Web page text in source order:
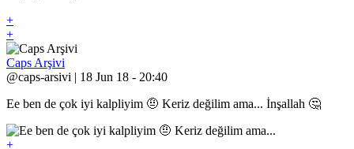
+
+
Caps Arşivi
@caps-arsivi | 18 Jun 18 - 20:40
Ee ben de çok iyi kalpliyim 🤨 Keriz değilim ama... İnşallah 🤔
+